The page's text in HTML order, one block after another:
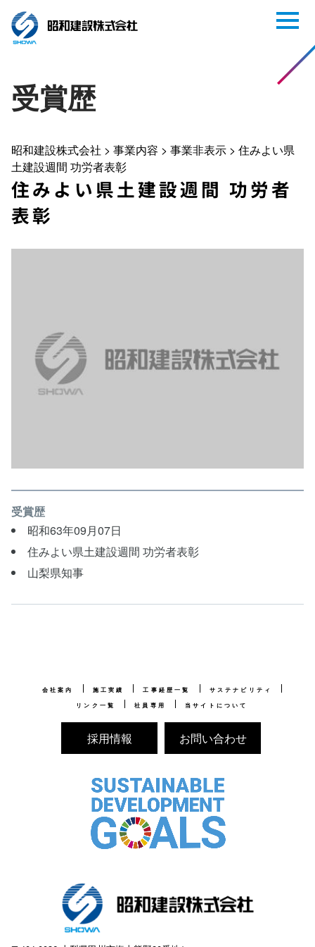
受賞歴
昭和建設株式会社 > 事業内容 > 事業非表示 > 住みよい県
土建設週間 功労者表彰
住みよい県土建設週間 功労者
表彰
受賞歴
昭和63年09月07日
住みよい県土建設週間 功労者表彰
山梨県知事
会社案内 施工実績 工事経歴一覧
サステナビリティ
リンク一覧
社員専用 当サイトについて
採用情報 お問い合わせ